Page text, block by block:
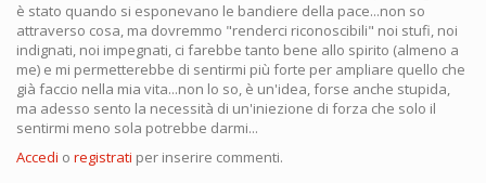
è stato quando si esponevano le bandiere della pace...non so
attraverso cosa, ma dovremmo "renderci riconoscibili" noi stufi, noi
indignati, noi impegnati, ci farebbe tanto bene allo spirito (almeno a
me) e mi permetterebbe di sentirmi più forte per ampliare quello che
già faccio nella mia vita...non lo so, è un'idea, forse anche stupida,
ma adesso sento la necessità di un'iniezione di forza che solo il
sentirmi meno sola potrebbe darmi...
Accedi o registrati per inserire commenti.